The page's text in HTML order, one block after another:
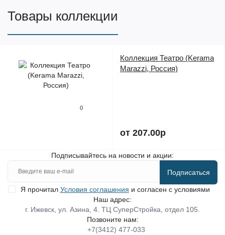
Товары коллекции
0
Коллекция Театро (Kerama
Marazzi, Россия)
от 207.00р
Подписывайтесь на новости и акции:
Подписаться
Я прочитал Условия соглашения и согласен с условиями
Наш адрес:
г. Ижевск, ул. Азина, 4. ТЦ СуперСтройка, отдел 105.
Позвоните нам:
+7(3412) 477-033